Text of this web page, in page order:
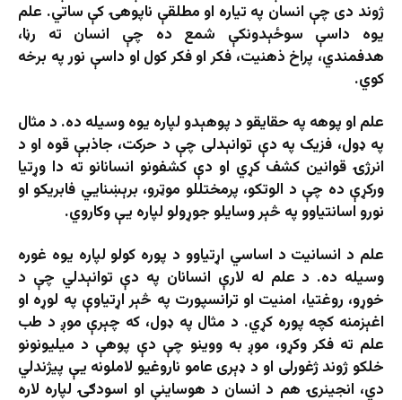
ژوند دی چې انسان په تیاره او مطلقې ناپوهۍ کې ساتي. علم
یوه داسې سوځېدونکې شمع ده چې انسان ته رڼا،
هدفمندي، پراخ ذهنیت، فکر او فکر کول او داسې نور په برخه
کوي.
علم او پوهه په حقایقو د پوهېدو لپاره یوه وسیله ده. د مثال
په ډول، فزیک په دې توانېدلی چې د حرکت، جاذبې قوه او د
انرژۍ قوانین کشف کړي او دې کشفونو انسانانو ته دا وړتیا
ورکړې ده چې د الوتکو، پرمختللو موټرو، برېښنايي فابریکو او
نورو اسانتیاوو په څېر وسایلو جوړولو لپاره یې وکاروي.
علم د انسانیت د اساسي اړتیاوو د پوره کولو لپاره یوه غوره
وسیله ده. د علم له لارې انسانان په دې توانېدلي چې د
خوړو، روغتیا، امنیت او ترانسپورت په څېر اړتیاوې په لوړه او
اغېزمنه کچه پوره کړي. د مثال په ډول، که چېرې موږ د طب
علم ته فکر وکړو، موږ به ووینو چې دې پوهې د میلیونونو
خلکو ژوند ژغورلی او د ډېری عامو ناروغیو لاملونه یې پیژندلي
دي، انجینرۍ هم د انسان د هوساینې او اسودګۍ لپاره لاره